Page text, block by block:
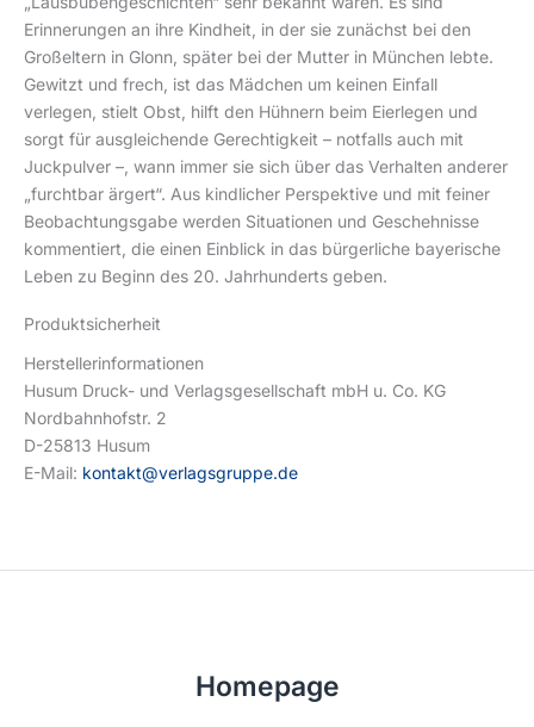
Erinnerungen an ihre Kindheit, in der sie zunächst bei den
Großeltern in Glonn, später bei der Mutter in München lebte.
Gewitzt und frech, ist das Mädchen um keinen Einfall
verlegen, stielt Obst, hilft den Hühnern beim Eierlegen und
sorgt für ausgleichende Gerechtigkeit – notfalls auch mit
Juckpulver –, wann immer sie sich über das Verhalten anderer
„furchtbar ärgert“. Aus kindlicher Perspektive und mit feiner
Beobachtungsgabe werden Situationen und Geschehnisse
kommentiert, die einen Einblick in das bürgerliche bayerische
Leben zu Beginn des 20. Jahrhunderts geben.
Produktsicherheit
Herstellerinformationen
Husum Druck- und Verlagsgesellschaft mbH u. Co. KG
Nordbahnhofstr. 2
D-25813 Husum
E-Mail: kontakt@verlagsgruppe.de
Homepage